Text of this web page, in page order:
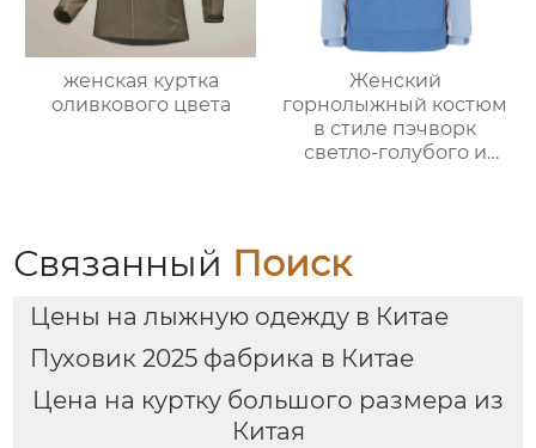
женская куртка
оливкового цвета
Женский
горнолыжный костюм
в стиле пэчворк
светло-голубого и
Связанный Поиск
Цены на лыжную одежду в Китае
Пуховик 2025 фабрика в Китае
Цена на куртку большого размера из
Китая